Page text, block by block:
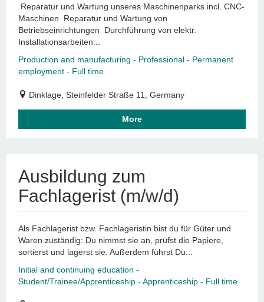
Reparatur und Wartung unseres Maschinenparks incl. CNC-
Maschinen Reparatur und Wartung von
Betriebseinrichtungen Durchführung von elektr.
Installationsarbeiten...
Production and manufacturing - Professional - Permanent
employment - Full time
Dinklage, Steinfelder Straße 11, Germany
More
Ausbildung zum
Fachlagerist (m/w/d)
Als Fachlagerist bzw. Fachlageristin bist du für Güter und
Waren zuständig: Du nimmst sie an, prüfst die Papiere,
sortierst und lagerst sie. Außerdem führst Du...
Initial and continuing education -
Student/Trainee/Apprenticeship - Apprenticeship - Full time